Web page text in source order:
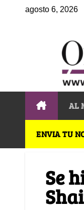
agosto 6, 2026
AL
ENVIA TU
Se